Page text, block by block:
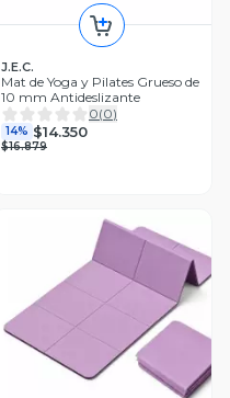
J.E.C.
Mat de Yoga y Pilates Grueso de
10 mm Antideslizante
0(0)
14% $14.350
$16.879